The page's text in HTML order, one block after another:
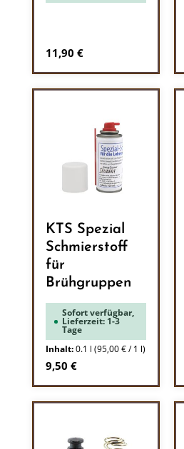
Regulärer Preis:
11,90 €
KTS Spezial
Schmierstoff
für
Brühgruppen
Sofort verfügbar,
Lieferzeit: 1-3
Tage
Inhalt:0.1 l (95,00 € / 1 l)
Regulärer Preis:
9,50 €